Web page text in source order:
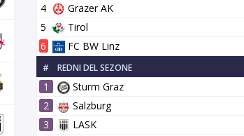
4
Grazer AK
5
Tirol
6
FC BW Linz
# REDNI DEL SEZONE
1 Sturm Graz
2
Salzburg
3
LASK